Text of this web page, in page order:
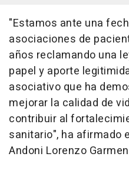
"Estamos ante una
asociaciones de
años reclamando una
papel y aporte
asociativo que ha
mejorar la calidad de
contribuir al
sanitario", ha afirmado
Andoni Lorenzo